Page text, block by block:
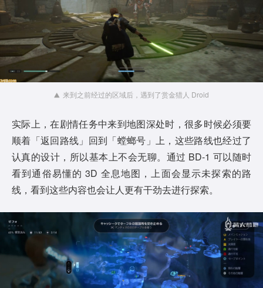
来到之前经过的区域后，遇到了赏金猎人 Droid
实际上，在剧情任务中来到地图深处时，很多时候必须要
顺着「返回路线」回到「螳螂号」上，这些路线也经过了
认真的设计，所以基本上不会无聊。通过 BD-1 可以随时
看到通俗易懂的 3D 全息地图，上面会显示未探索的路
线，看到这些内容也会让人更有干劲去进行探索。